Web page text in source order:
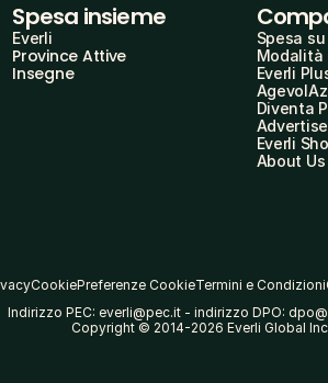
Spesa insieme
Everli
Province Attive
Insegne
Spesa
Modalità
Everli
Diventa
Everli
About Us
CookiePreferenze CookieTermini e Condizioni
Indirizzo PEC: everli@pec.it - indirizzo DPO:
Copyright © 2014-2026 Everli Global